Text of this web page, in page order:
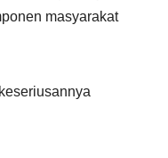
masyarakat